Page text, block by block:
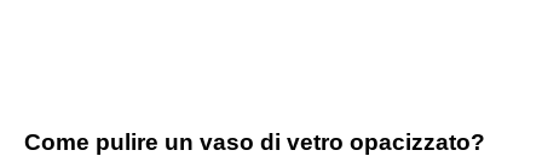
Come pulire un vaso di vetro opacizzato?